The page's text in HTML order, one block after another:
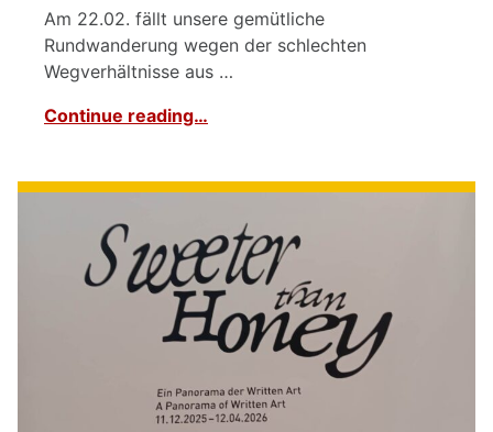
Am 22.02. fällt unsere gemütliche
Rundwanderung wegen der schlechten
Wegverhältnisse aus …
Continue reading…